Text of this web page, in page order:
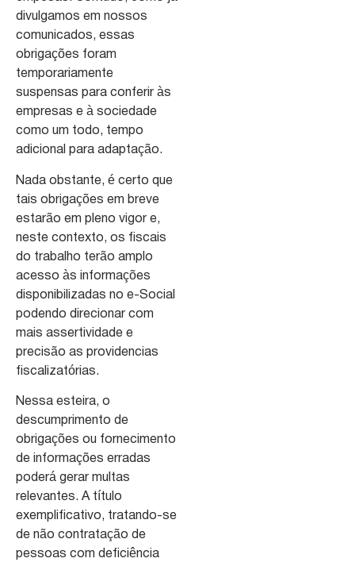
divulgamos em nossos
comunicados, essas
obrigações foram
temporariamente
suspensas para conferir às
empresas e à sociedade
como um todo, tempo
adicional para adaptação.
Nada obstante, é certo que
tais obrigações em breve
estarão em pleno vigor e,
neste contexto, os fiscais
do trabalho terão amplo
acesso às informações
disponibilizadas no e-Social
podendo direcionar com
mais assertividade e
precisão as providencias
fiscalizatórias.
Nessa esteira, o
descumprimento de
obrigações ou fornecimento
de informações erradas
poderá gerar multas
relevantes. A título
exemplificativo, tratando-se
de não contratação de
pessoas com deficiência